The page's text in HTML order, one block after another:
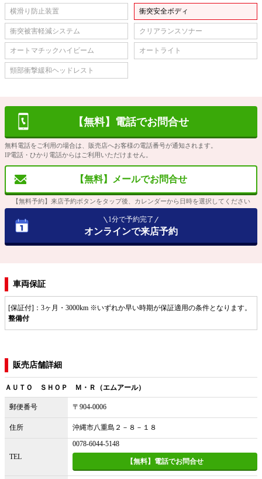
横滑り防止装置 衝突安全ボディ
衝突被害軽減システム クリアランスソナー
オートマチックハイビーム オートライト
頸部衝撃緩和ヘッドレスト
【無料】電話でお問合せ
無料電話をご利用の場合は、販売店へお客様の電話番号が通知されます。
IP電話・ひかり電話からはご利用いただけません。
【無料】メールでお問合せ
【無料予約】来店予約ボタンをタップ後、カレンダーから日時を選択してください
1分で予約完了
オンラインで来店予約
車両保証
[保証付]：3ヶ月・3000km ※いずれか早い時期が保証適用の条件となります。
整備付
販売店舗詳細
ＡＵＴＯ ＳＨＯＰ Ｍ・Ｒ（エムアール）
郵便番号 〒904-0006
住所 沖縄市八重島２－８－１８
TEL
0078-6044-5148
【無料】電話でお問合せ